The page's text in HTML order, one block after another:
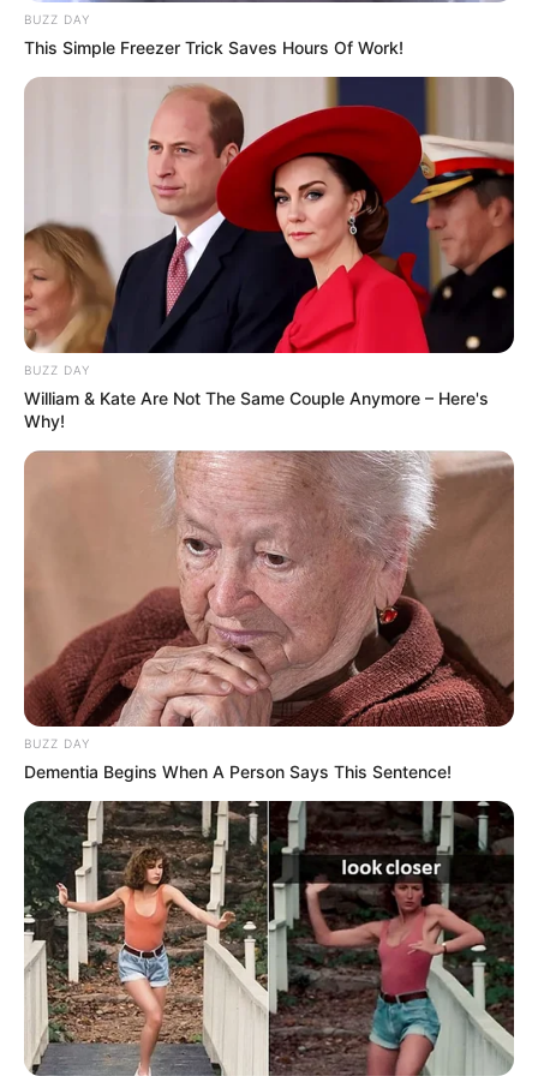
hosszú, megszentelt életet élt, amelyet a szolgálat,
az alázat és a szeretet határozott meg.
A rend közleményében hangsúlyozta:az Úr
irgalmas szeretetére bízva imádkoznak érte, és
hálát adnak mindazért a jóságért és szeretetért,
amelyet Miklós atya életében oly sok embernek
adott.
Egy élet a szolgálat jegyében
BUZZ DAY
This Simple Freezer Trick Saves Hours Of Work!
BUZZ DAY
William & Kate Are Not The Same Couple Anymore – Here's
Why!
BUZZ DAY
Dementia Begins When A Person Says This Sentence!